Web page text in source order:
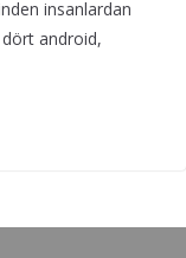
insanlardan
android,